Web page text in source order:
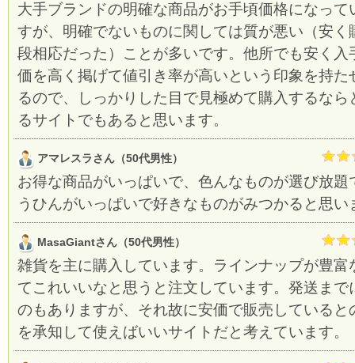
大手ブランドの明確な商品がお手頃価格になっ
すが、明確でないものに関しては質が悪い（安く
段相応だった）ことが多いです。他所でも安く入
価を高く掲げて値引き率が高いという印象を持た
るので、しっかりした目で見極めて購入するな
るサイトでもあると思います。
アマレスラさん（50代男性）
お得な商品がいっぱいで、色んなものが選び放
うひんがいっぱいで好きなものがみつかると思い
MasaGiantさん（50代男性）
雑貨を主に購入しています。ラインナップが豊富
てこれいいなと思うと注文しています。発送ま
のもありますが、それ故に安価で販売していると
を承知して使えばいいサイトだと考えています。